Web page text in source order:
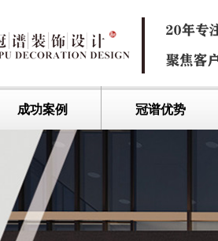
成功案例 冠谱优势